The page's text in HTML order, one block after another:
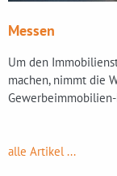
Messen
Um den
machen, nimmt die
alle Artikel ...